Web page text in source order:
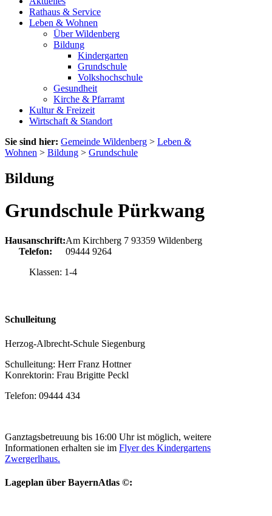
Rathaus & Service
Leben & Wohnen
Über Wildenberg
Bildung
Kindergarten
Grundschule
Volkshochschule
Gesundheit
Kirche & Pfarramt
Kultur & Freizeit
Wirtschaft & Standort
Sie sind hier: Gemeinde Wildenberg > Leben &
Wohnen > Bildung > Grundschule
Bildung
Grundschule Pürkwang
Hausanschrift:Am Kirchberg 7 93359 Wildenberg
Telefon:
09444 9264
Klassen: 1-4
Schulleitung
Herzog-Albrecht-Schule Siegenburg
Schulleitung: Herr Franz Hottner
Konrektorin: Frau Brigitte Peckl
Telefon: 09444 434
Ganztagsbetreuung bis 16:00 Uhr ist möglich, weitere
Informationen erhalten sie im Flyer des Kindergartens
Zwergerlhaus.
Lageplan über BayernAtlas ©: